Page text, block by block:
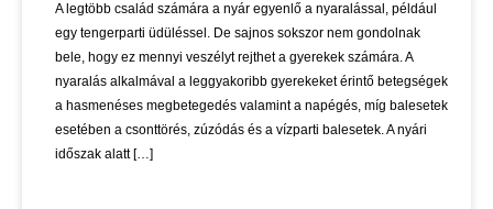
A legtöbb család számára a nyár egyenlő a nyaralással, például
egy tengerparti üdüléssel. De sajnos sokszor nem gondolnak
bele, hogy ez mennyi veszélyt rejthet a gyerekek számára. A
nyaralás alkalmával a leggyakoribb gyerekeket érintő betegségek
a hasmenéses megbetegedés valamint a napégés, míg balesetek
esetében a csonttörés, zúzódás és a vízparti balesetek. A nyári
időszak alatt […]